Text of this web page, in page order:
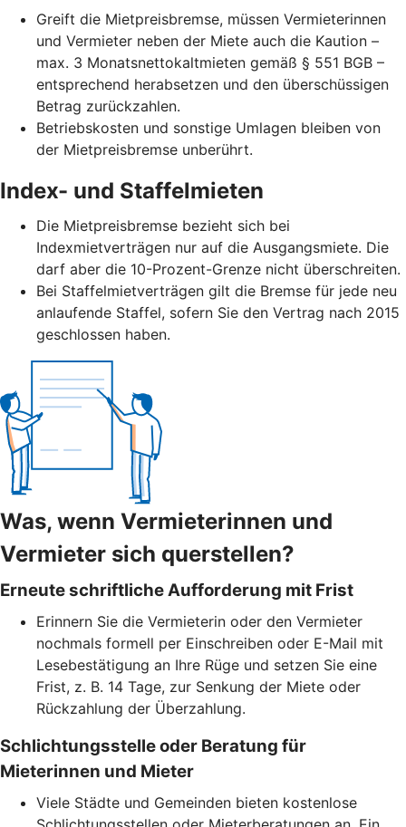
Greift die Mietpreisbremse, müssen Vermieterinnen
und Vermieter neben der Miete auch die Kaution –
max. 3 Monatsnettokaltmieten gemäß § 551 BGB –
entsprechend herabsetzen und den überschüssigen
Betrag zurückzahlen.
Betriebskosten und sonstige Umlagen bleiben von
der Mietpreisbremse unberührt.
Index- und Staffelmieten
Die Mietpreisbremse bezieht sich bei
Indexmietverträgen nur auf die Ausgangsmiete. Die
darf aber die 10-Prozent-Grenze nicht überschreiten.
Bei Staffelmietverträgen gilt die Bremse für jede neu
anlaufende Staffel, sofern Sie den Vertrag nach 2015
geschlossen haben.
Was, wenn Vermieterinnen und
Vermieter sich querstellen?
Erneute schriftliche Aufforderung mit Frist
Erinnern Sie die Vermieterin oder den Vermieter
nochmals formell per Einschreiben oder E-Mail mit
Lesebestätigung an Ihre Rüge und setzen Sie eine
Frist, z. B. 14 Tage, zur Senkung der Miete oder
Rückzahlung der Überzahlung.
Schlichtungsstelle oder Beratung für
Mieterinnen und Mieter
Viele Städte und Gemeinden bieten kostenlose